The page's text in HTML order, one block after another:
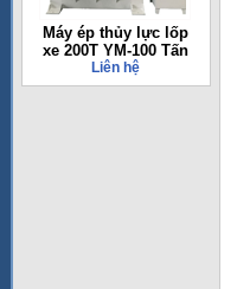
Máy ép thủy lực lốp
xe 200T YM-100 Tấn
Liên hệ